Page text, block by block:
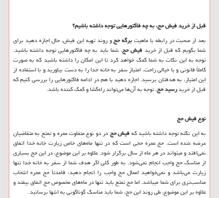
قبل ‌از خرید فیش حج، به چه فاکتورهایی توجه داشته باشیم؟
بعد از صحبت در رابطه با ماهیتبرگه حجو روند تهیه این فیش، حال اجازه دهید برای
شما بگویم که قبل ‌از خرید فیش حج، شما باید به چه فاکتورهایی توجه داشته باشید.
توجه به این نکات به شما کمک خواهد کرد تا این امکان را داشته باشید که به ‌صورت
کاملاً قانونی و با خیالی راحت، امتیاز سفر به خانه خدا را به دست بیاورید و با استفاده از
این امتیاز، به هدفتان برسید. اجازه دهید با هم در ادامه فاکتورهایی را بررسی کنیم که
قبل ‌از خریدرسید حج، توجه به آن‌ها می‌تواند راه‌گشا و کمک‌ کننده باشد.
نوع فیش حج
به این نکته توجه داشته باشید کهفیش حجدر دو نوع متفاوت عمره و تمتع به متقاضیان
عرضه شده است. حج عمره حجی است که در تنها ماه‌های خاص زیارت خانه خدا اتفاق
نمی‌افتد و میتواند در هر ماه از سال برگزار ‌شود. علاوه ‌بر این موضوع، در این حج بسیاری
از مناسک حج واجب انجام نمی‌شود. به‌ طور کلی اگر هدف شما از سفر به خانه خدا تنها
زیارت می‌باشد و نمی‌خواهید اعمال حج واجب را انجام دهید، قاعدتاً حج عمره انتخاب
مناسب‌تری برای شما میباشد. اما حج تمتع باید تنها در ماه‌های مخصوص حج اتفاق بیفتد و
علاوه‌ بر این موضوع، طی روند این حج، شما باید مناسک گوناگونی به انتها برسانید.